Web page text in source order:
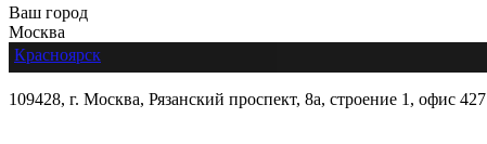
Ваш город
Москва
Красноярск
109428, г. Москва, Рязанский проспект, 8а, строение 1, офис 427